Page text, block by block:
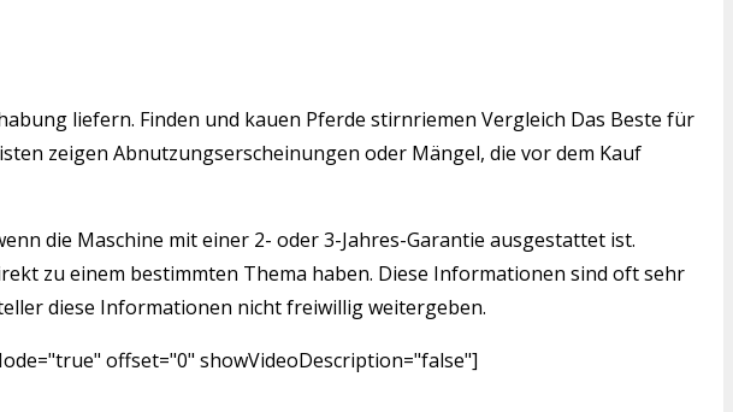
liefern. Finden und kauen Pferde stirnriemen Vergleich Das Beste für
zeigen Abnutzungserscheinungen oder Mängel, die vor dem Kauf
die Maschine mit einer 2- oder 3-Jahres-Garantie ausgestattet ist.
zu einem bestimmten Thema haben. Diese Informationen sind oft sehr
diese Informationen nicht freiwillig weitergeben.
offset="0" showVideoDescription="false"]